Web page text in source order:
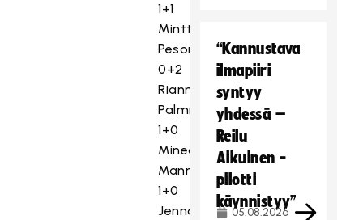
1+1
Minttu
Pesonen
0+2
Rianna
Palmroth
1+0
Minea
Manner
1+0
Jenna
“Kannustava
ilmapiiri
syntyy
yhdessä –
Reilu
Aikuinen -
pilotti
käynnistyy”
05.08.2026